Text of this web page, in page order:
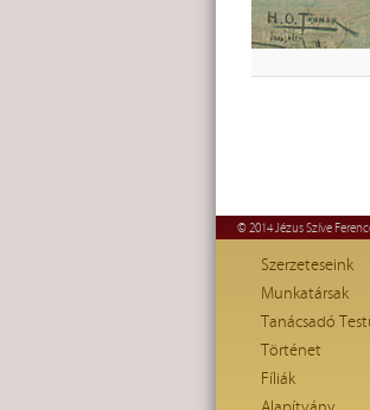
© 2014 Jézus Szíve
Szerzeteseink
Munkatársak
Tanácsadó
Történet
Fíliák